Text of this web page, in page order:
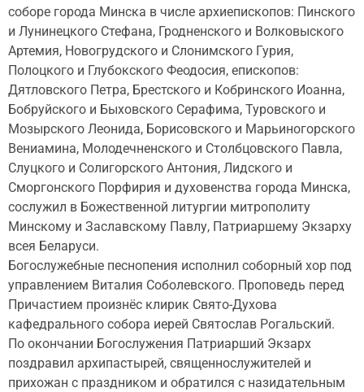
соборе города Минска в числе архиепископов: Пинского
и Лунинецкого Стефана, Гродненского и Волковыского
Артемия, Новогрудского и Слонимского Гурия,
Полоцкого и Глубокского Феодосия, епископов:
Дятловского Петра, Брестского и Кобринского Иоанна,
Бобруйского и Быховского Серафима, Туровского и
Мозырского Леонида, Борисовского и Марьиногорского
Вениамина, Молодечненского и Столбцовского Павла,
Слуцкого и Солигорского Антония, Лидского и
Сморгонского Порфирия и духовенства города Минска,
сослужил в Божественной литургии митрополиту
Минскому и Заславскому Павлу, Патриаршему Экзарху
всея Беларуси.
Богослужебные песнопения исполнил соборный хор под
управлением Виталия Соболевского. Проповедь перед
Причастием произнёс клирик Свято-Духова
кафедрального собора иерей Святослав Рогальский.
По окончании Богослужения Патриарший Экзарх
поздравил архипастырей, священнослужителей и
прихожан с праздником и обратился с назидательным